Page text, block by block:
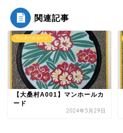
関連記事
マンホールカード
【大桑村A001】マンホールカ
ード
2024年5月29日